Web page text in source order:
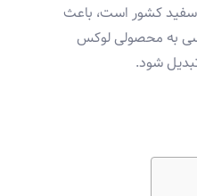
سفید کشور است، باعث
به محصولی لوکس
شود.